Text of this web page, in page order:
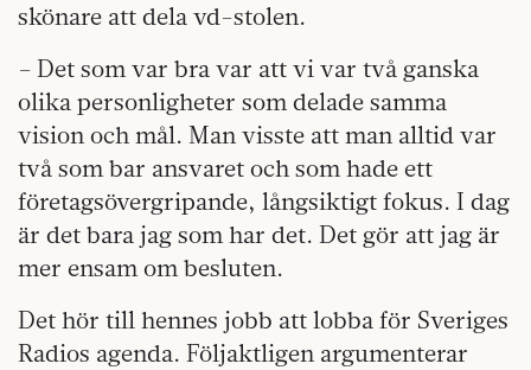
skönare att dela vd-stolen.
– Det som var bra var att vi var två ganska
olika personligheter som delade samma
vision och mål. Man visste att man alltid var
två som bar ansvaret och som hade ett
företagsövergripande, långsiktigt fokus. I dag
är det bara jag som har det. Det gör att jag är
mer ensam om besluten.
Det hör till hennes jobb att lobba för Sveriges
Radios agenda. Följaktligen argumenterar